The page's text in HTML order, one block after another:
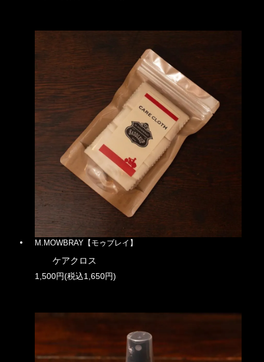
M.MOWBRAY【モゥブレイ】
ケアクロス
1,500円(税込1,650円)